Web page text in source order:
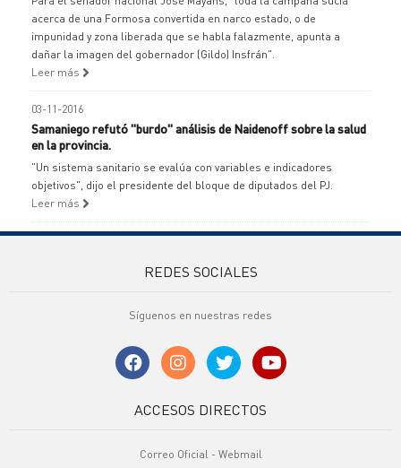
acerca de una Formosa convertida en narco estado, o de
impunidad y zona liberada que se habla falazmente, apunta a
dañar la imagen del gobernador (Gildo) Insfrán".
Leer más
03-11-2016
Samaniego refutó "burdo" análisis de Naidenoff sobre la salud
en la provincia.
"Un sistema sanitario se evalúa con variables e indicadores
objetivos", dijo el presidente del bloque de diputados del PJ.
Leer más
REDES SOCIALES
Síguenos en nuestras redes
ACCESOS DIRECTOS
Correo Oficial - Webmail